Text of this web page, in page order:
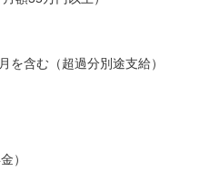
含む（超過分別途支給）
）